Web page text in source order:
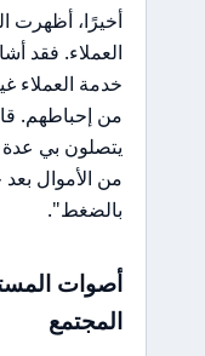
أخيرًا،
العملاء. فقد
خدمة العملاء
من إحباطهم.
يتصلون بي عدة
من الأموال
بالضغط".
أصوات
المجتمع